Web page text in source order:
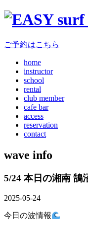
ご予約はこちら
home
instructor
school
rental
club member
cafe bar
access
reservation
contact
wave info
5/24 本日の湘南 鵠
2025-05-24
今日の波情報